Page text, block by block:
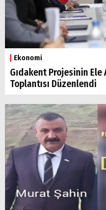
Ekonomi
Gıdakent Projesinin Ele
Toplantısı Düzenlendi